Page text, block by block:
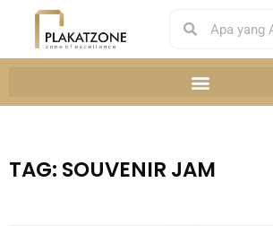
TAG: SOUVENIR JAM